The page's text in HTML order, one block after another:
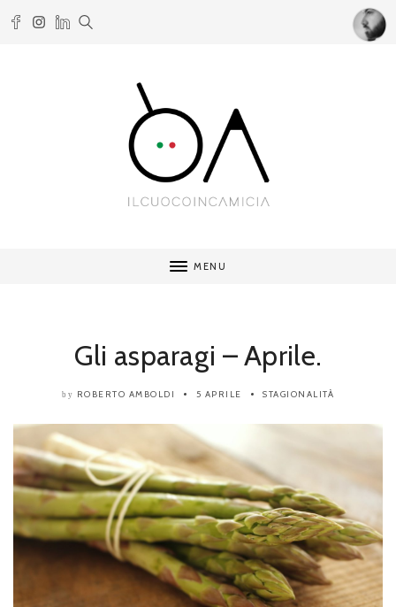
MENU
Gli asparagi – Aprile.
by ROBERTO AMBOLDI 5 APRILE STAGIONALITÀ